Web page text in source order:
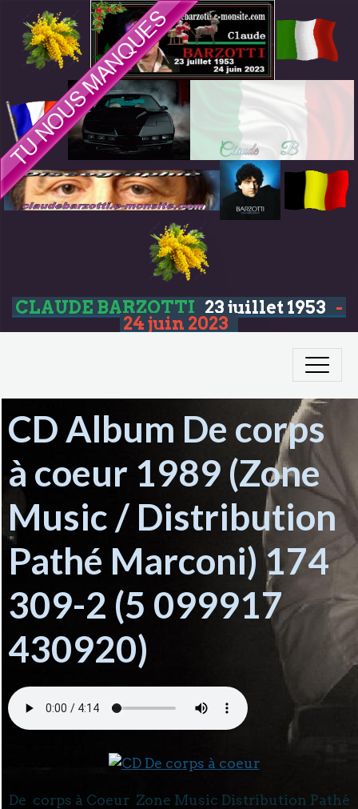
CLAUDE BARZOTTI 23 juillet 1953 -
24 juin 2023
CD Album De corps
à coeur 1989 (Zone
Music / Distribution
Pathé Marconi) 174
309-2 (5 099917
430920)
De corps à CoeurZone Music Distribution Pathé